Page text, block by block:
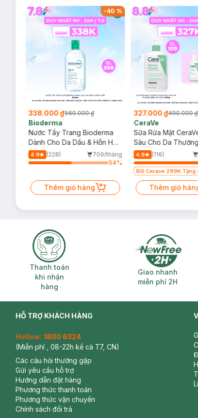
-40 %
338.000 ₫560.000 ₫
Bioderma
Nước Tẩy Trang Bioderma
Dành Cho Da Dầu & Hỗn Hợp
500ml
4.9 (228)
709/tháng
54%
Thêm giỏ hàng
327.000 ₫490.000 ₫
CeraVe
Sữa Rửa Mặt
Sâu Cho Da
Dầu 473ml
4.9 (116)
Bill Cerave 299K Tặng
Thêm giỏ
Thanh toán khi nhận hàng
Thanh toán
khi nhận
hàng
Giao
Giao nhanh
miễn phí 2H
HỖ TRỢ KHÁCH HÀNG
Hotline: 1800 6324
(Miễn phí , 08-22h kể cả T7, CN)
Các câu hỏi thường gặp
Gửi yêu cầu hỗ trợ
Hướng dẫn đặt hàng
Phương thức thanh toán
Phương thức vận chuyển
Chính sách đổi trả